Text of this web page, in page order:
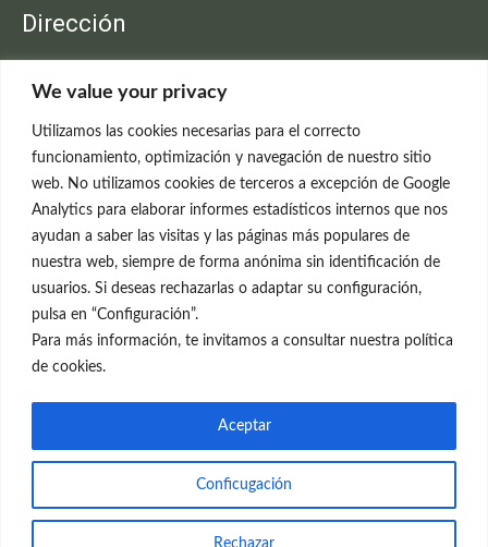
We value your privacy
Utilizamos las cookies necesarias para el correcto
funcionamiento, optimización y navegación de nuestro sitio
web. No utilizamos cookies de terceros a excepción de Google
Analytics para elaborar informes estadísticos internos que nos
ayudan a saber las visitas y las páginas más populares de
nuestra web, siempre de forma anónima sin identificación de
usuarios. Si deseas rechazarlas o adaptar su configuración,
pulsa en “Configuración”.
Para más información, te invitamos a consultar nuestra política
de cookies.
Conficugación
Rechazar
Aceptar
Dirección
C/Claudio Coello, 19 - 1º
699 595 619
rejuvenecimiento@clinicaneleva.com
Información Legal
Política de Privacidad
Política de Cookies
© el Radar del Rejuvenecimiento